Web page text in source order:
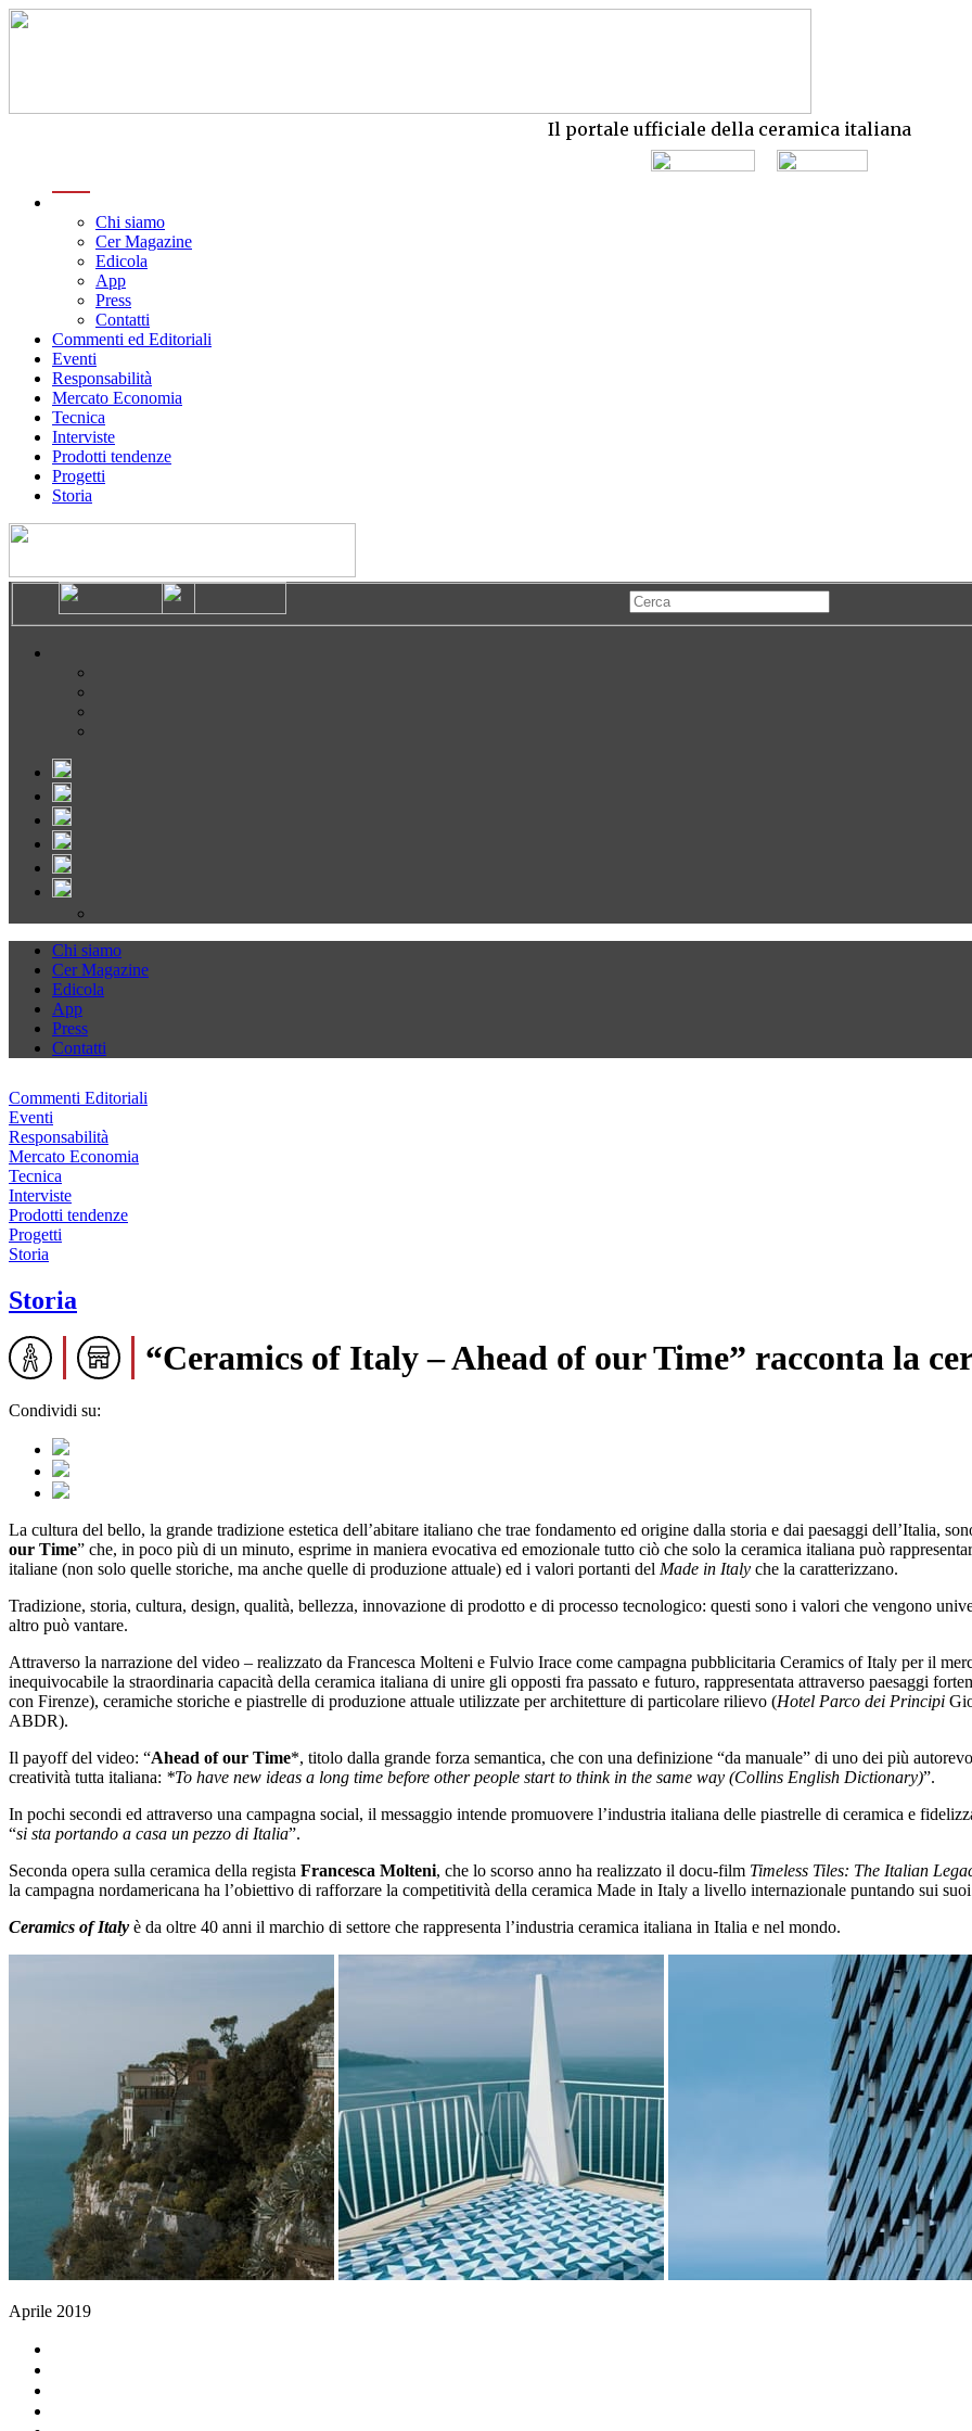
Il portale ufficiale della ceramica italiana
Chi siamo
Cer Magazine
Edicola
App
Press
Contatti
Commenti ed Editoriali
Eventi
Responsabilità
Mercato Economia
Tecnica
Interviste
Prodotti tendenze
Progetti
Storia
Chi siamo
Cer Magazine
Edicola
App
Press
Contatti
Commenti Editoriali
Eventi
Responsabilità
Mercato Economia
Tecnica
Interviste
Prodotti tendenze
Progetti
Storia
Storia
“Ceramics of Italy – Ahead of our Time” racconta la
Condividi su:
La cultura del bello, la grande tradizione estetica dell’abitare italiano che trae fondamento ed origine dalla storia e dai paesaggi dell’Italia,
our Time” che, in poco più di un minuto, esprime in maniera evocativa ed emozionale tutto ciò che solo la ceramica italiana può
italiane (non solo quelle storiche, ma anche quelle di produzione attuale) ed i valori portanti del Made in Italy che la caratterizzano.
Tradizione, storia, cultura, design, qualità, bellezza, innovazione di prodotto e di processo tecnologico: questi sono i valori che vengono
altro può vantare.
Attraverso la narrazione del video – realizzato da Francesca Molteni e Fulvio Irace come campagna pubblicitaria Ceramics of Italy per il
inequivocabile la straordinaria capacità della ceramica italiana di unire gli opposti fra passato e futuro, rappresentata attraverso paesaggi
con Firenze), ceramiche storiche e piastrelle di produzione attuale utilizzate per architetture di particolare rilievo (Hotel Parco dei Principi
ABDR).
Il payoff del video: “Ahead of our Time*, titolo dalla grande forza semantica, che con una definizione “da manuale” di uno dei più
creatività tutta italiana: *To have new ideas a long time before other people start to think in the same way (Collins English Dictionary)”.
In pochi secondi ed attraverso una campagna social, il messaggio intende promuovere l’industria italiana delle piastrelle di ceramica e
“si sta portando a casa un pezzo di Italia”.
Seconda opera sulla ceramica della regista Francesca Molteni, che lo scorso anno ha realizzato il docu-film Timeless Tiles: The Italian
la campagna nordamericana ha l’obiettivo di rafforzare la competitività della ceramica Made in Italy a livello internazionale puntando sui
Ceramics of Italy è da oltre 40 anni il marchio di settore che rappresenta l’industria ceramica italiana in Italia e nel mondo.
Aprile 2019